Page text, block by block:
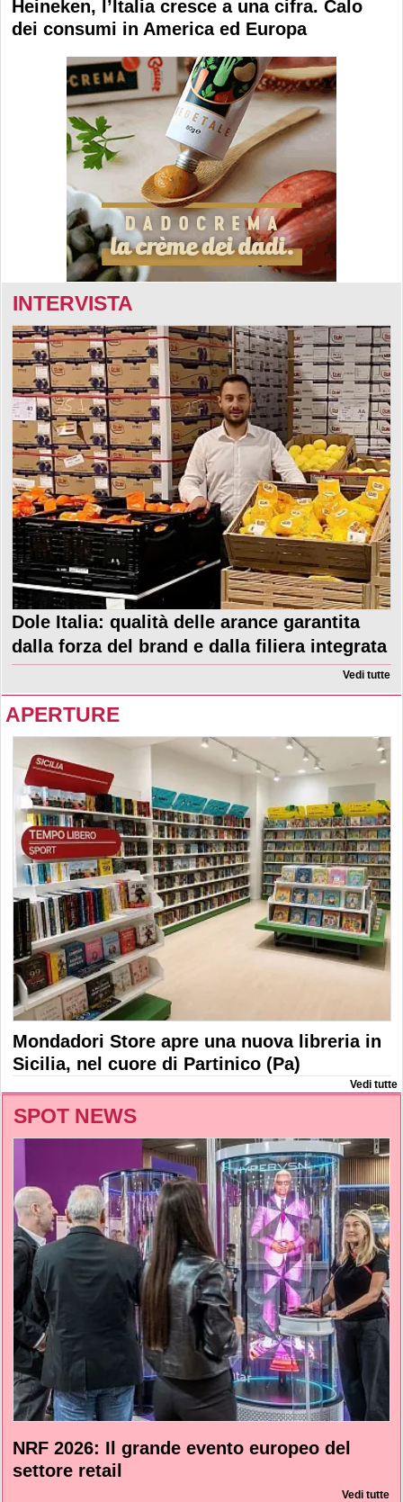
Heineken, l’Italia cresce a una cifra. Calo
dei consumi in America ed Europa
INTERVISTA
Dole Italia: qualità delle arance garantita
dalla forza del brand e dalla filiera integrata
Vedi tutte
APERTURE
Mondadori Store apre una nuova libreria in
Sicilia, nel cuore di Partinico (Pa)
Vedi tutte
SPOT NEWS
NRF 2026: Il grande evento europeo del
settore retail
Vedi tutte